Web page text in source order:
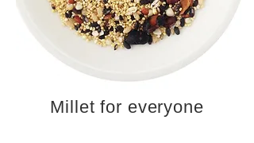
Millet for everyone